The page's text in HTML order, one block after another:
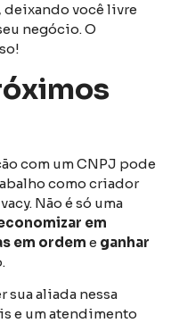
deixando você livre
negócio. O
com um CNPJ pode
como criador
Não é só uma
em
em ordem e ganhar
aliada nessa
e um atendimento